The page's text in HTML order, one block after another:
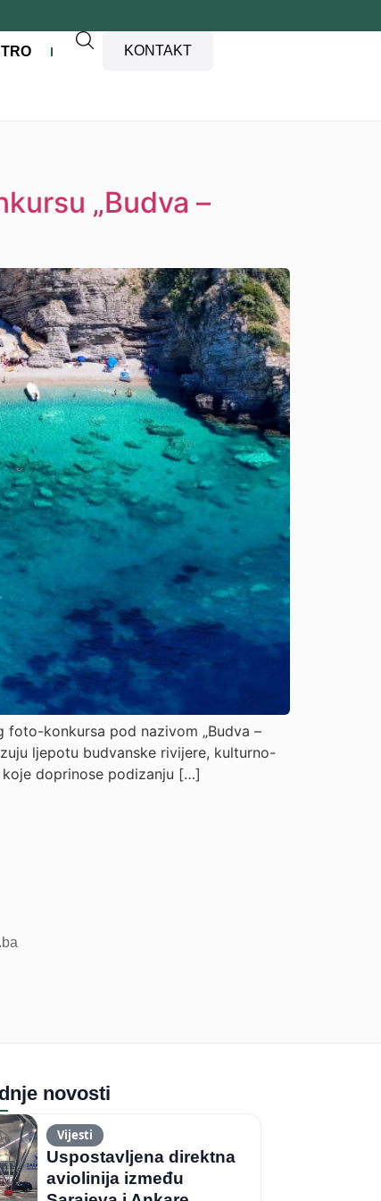
KONTAKT
„Budva –
konkursa pod nazivom „Budva –
ljepotu budvanske rivijere, kulturno-
doprinose podizanju […]
novosti
Vijesti
Uspostavljena direktna
aviolinija između